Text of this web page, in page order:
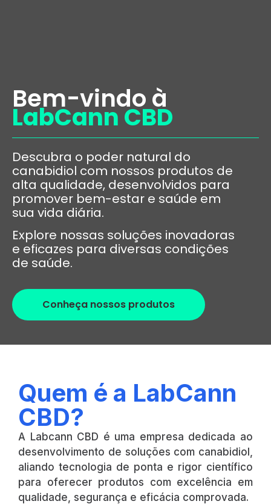
Bem-vindo à
LabCann CBD
Descubra o poder natural do
canabidiol com nossos produtos de
alta qualidade, desenvolvidos para
promover bem-estar e saúde em
sua vida diária.
Explore nossas soluções inovadoras
e eficazes para diversas condições
de saúde.
Conheça nossos produtos
Quem é a LabCann
CBD?
A Labcann CBD é uma empresa dedicada ao
desenvolvimento de soluções com canabidiol,
aliando tecnologia de ponta e rigor científico
para oferecer produtos com excelência em
qualidade, segurança e eficácia comprovada.